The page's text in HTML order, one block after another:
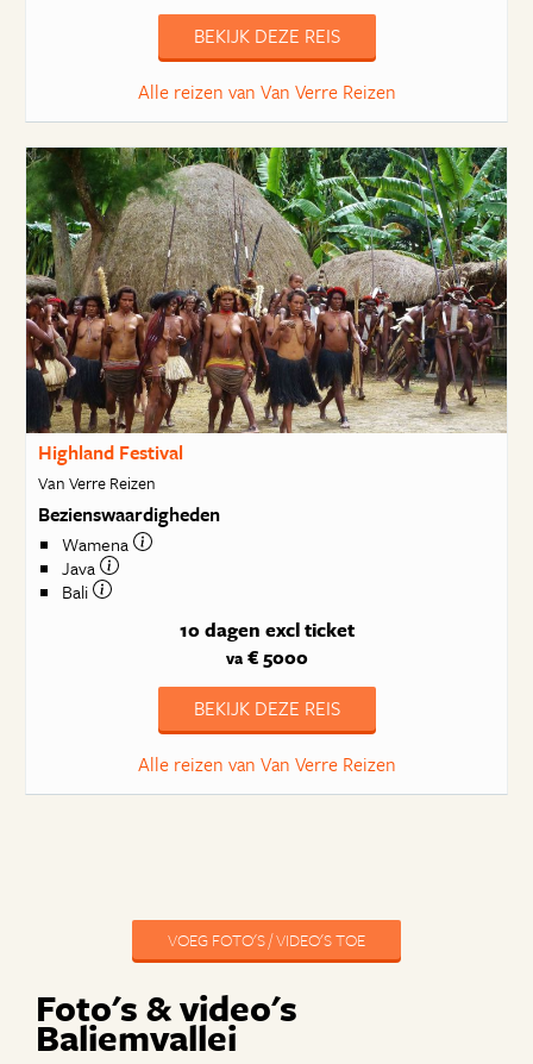
BEKIJK DEZE REIS
Alle reizen van Van Verre Reizen
Highland Festival
Van Verre Reizen
Bezienswaardigheden
Wamena
Java
Bali
10 dagen excl ticket
va€ 5000
BEKIJK DEZE REIS
Alle reizen van Van Verre Reizen
VOEG FOTO'S / VIDEO'S TOE
Foto's & video's
Baliemvallei